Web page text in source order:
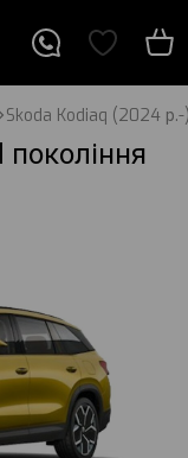
Skoda Kodiaq (2024 р.-